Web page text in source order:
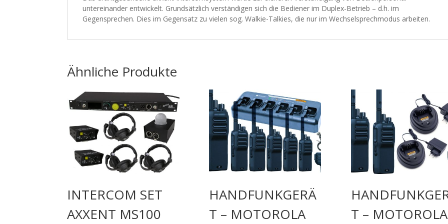
untereinander entwickelt. Grundsätzlich verständigen sich die Bediener im Duplex-Betrieb – d.h. im
Gegensprechen. Dies im Gegensatz zu vielen sog. Walkie-Talkies, die nur im Wechselsprechmodus arbeiten.
Ähnliche Produkte
INTERCOM SET
AXXENT MS100
HANDFUNKGERÄ
T – MOTOROLA
T – MOTOROLA